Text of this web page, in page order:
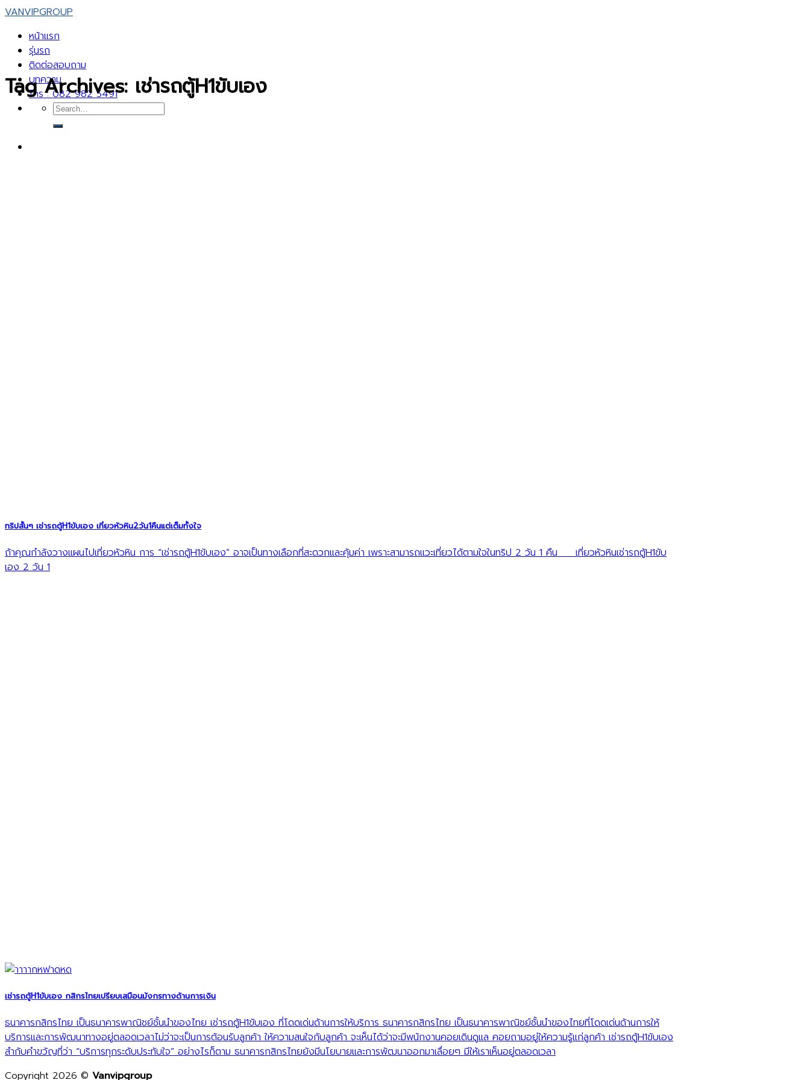
Skip
content
VANVIPGROUP
หน้าแรก
รุ่นรถ
ติดต่อสอบถาม
บทความ
โทร : 082 982 5491
Search
for:
Tag Archives: เช่ารถตู้H1ขับเอง
ทริปสั้นๆ เช่ารถตู้H1ขับเอง เที่ยวหัวหิน2วัน1คืนแต่เต็มทั้งใจ
ถ้าคุณกำลังวางแผนไปเที่ยวหัวหิน การ “เช่ารถตู้H1ขับเอง” อาจเป็นทางเลือกที่สะดวกและคุ้มค่า เพราะสามารถแวะเที่ยวได้ตามใจในทริป 2 วัน 1 คืน เที่ยวหัวหินเช่ารถตู้H1ขับ
เอง 2 วัน 1
เช่ารถตู้H1ขับเอง กสิกรไทยเปรียบเสมือนมังกรทางด้านการเงิน
ธนาคารกสิกรไทย เป็นธนาคารพาณิชย์ชั้นนำของไทย เช่ารถตู้H1ขับเอง ที่โดดเด่นด้านการให้บริการ ธนาคารกสิกรไทย เป็นธนาคารพาณิชย์ชั้นนำของไทยที่โดดเด่นด้านการให้
บริการและการพัฒนาทางอยู่ตลอดเวลาไม่ว่าจะเป็นการต้อนรับลูกค้า ให้ความสนใจกับลูกค้า จะเห็นได้ว่าจะมีพนักงานคอยเดินดูแล คอยถามอยู่ให้ความรู้แก่ลูกค้า เช่ารถตู้H1ขับเอง
สำกับคำขวัญที่ว่า “บริการทุกระดับประทับใจ” อย่างไรก็ตาม ธนาคารกสิกรไทยยังมีนโยบายและการพัฒนาออกมาเลื่อยๆ มีให้เราเห็นอยู่ตลอดเวลา
Copyright 2026 © Vanvipgroup